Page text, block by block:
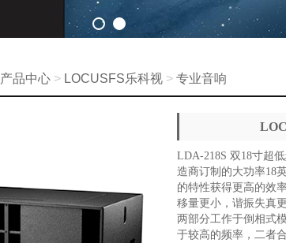
产品中心> LOCUSFS乐科视> 专业音响
LDA-218S 双18寸超
造商订制的大功率18
的特性获得更高的效
移量更小，谐振失真
两部分工作于倒相式
于较高的频率，二者